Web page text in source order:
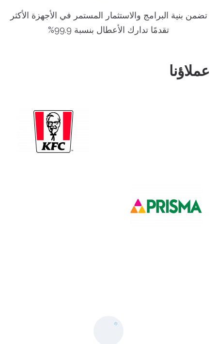
تضمن بنية البرامج والاستثمار المستمر في الأجهزة الأكثر
تقدمًا تدارك الأعطال بنسبة 99.9%
عملاؤنا